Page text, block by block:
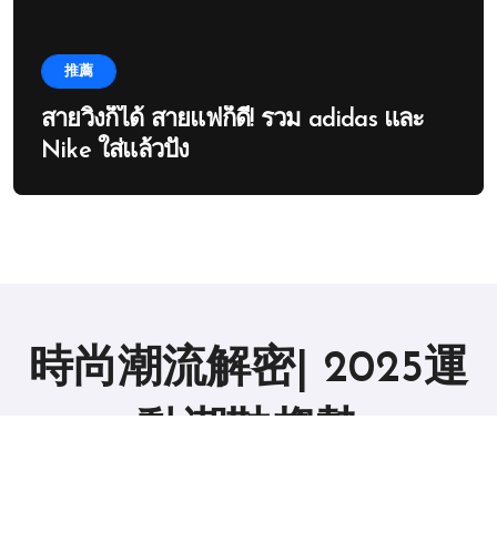
推薦
สายวิ่งก็ได้ สายแฟก็ดี! รวม adidas และ
Nike ใส่แล้วปัง
時尚潮流解密| 2025運